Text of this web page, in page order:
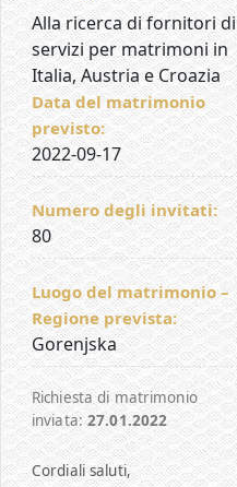
Alla ricerca di fornitori di
servizi per matrimoni in
Italia, Austria e Croazia
Data del matrimonio
previsto:
2022-09-17
Numero degli invitati:
80
Luogo del matrimonio –
Regione prevista:
Gorenjska
Richiesta di matrimonio
inviata:27.01.2022
Cordiali saluti,